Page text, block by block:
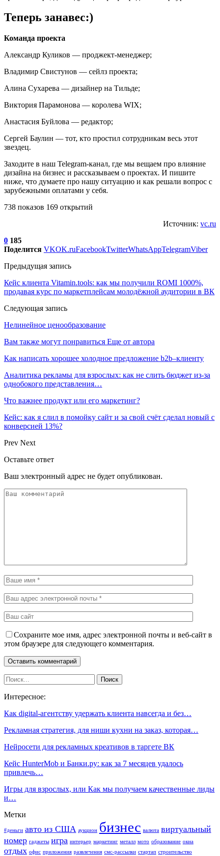
Теперь занавес:)
Команда проекта
Александр Куликов — проджект-менеджер;
Владимир Свистунов — сейлз проекта;
Алина Сухарева — дизайнер на Тильде;
Виктория Парамонова — королева WIX;
Анастасия Буйлова — редактор;
Сергей Баулин — тот, кто простил сотрудникам весь этот
звездец.
Заходите в наш Telegram-канал, где мы вещаем про влияние
дизайна на бизнес и рассказываем о проектах. И пишите
ниже, что думаете про нашу ситуацию и как решали вопрос с
зарубежными оплатами у себя.
738 показов 169 открытий
Источник: vc.ru
0 185
Поделится VKOK.ruFacebookTwitterWhatsAppTelegramViber
Предыдущая запись
Кейс клиента Vitamin.tools: как мы получили ROMI 1000%,
продавая курс по маркетплейсам молодёжной аудитории в ВК
Следующая запись
Нелинейное ценообразование
Вам также могут понравиться Еще от автора
Как написать хорошее холодное предложение b2b–клиенту
Аналитика рекламы для взрослых: как не слить бюджет из-за
однобокого представления…
Что важнее продукт или его маркетинг?
Кейс: как я слил в помойку сайт и за свой счёт сделал новый с
конверсией 13%?
Prev Next
Оставьте ответ
Ваш электронный адрес не будет опубликован.
Сохраните мое имя, адрес электронной почты и веб-сайт в
этом браузере для следующего комментария.
Интересное:
Как digital-агентству удержать клиента навсегда и без…
Рекламная стратегия, для ниши кухни на заказ, которая…
Нейросети для рекламных креативов в таргете ВК
Кейс HunterMob и Банки.ру: как за 7 месяцев удалось
привлечь…
Игры для взрослых, или Как мы получаем качественные лиды
и…
Метки
#деньги авто из США аукцион бизнес валюта виртуальный
номер гаджеты игра интерьер маркетинг металл мото образование окна
отдых офис приложения развлечения смс-рассылки стартап строительство